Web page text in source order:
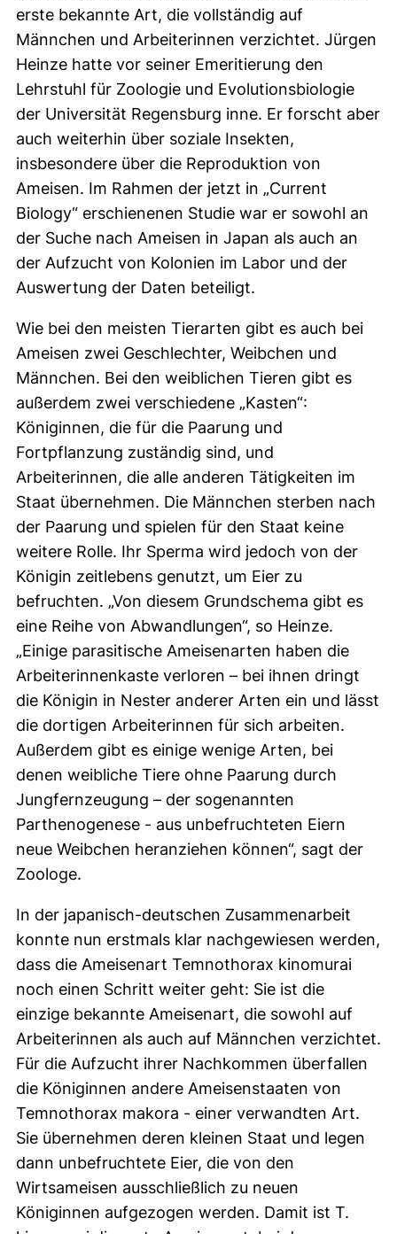
erste bekannte Art, die vollständig auf
Männchen und Arbeiterinnen verzichtet. Jürgen
Heinze hatte vor seiner Emeritierung den
Lehrstuhl für Zoologie und Evolutionsbiologie
der Universität Regensburg inne. Er forscht aber
auch weiterhin über soziale Insekten,
insbesondere über die Reproduktion von
Ameisen. Im Rahmen der jetzt in „Current
Biology“ erschienenen Studie war er sowohl an
der Suche nach Ameisen in Japan als auch an
der Aufzucht von Kolonien im Labor und der
Auswertung der Daten beteiligt.
Wie bei den meisten Tierarten gibt es auch bei
Ameisen zwei Geschlechter, Weibchen und
Männchen. Bei den weiblichen Tieren gibt es
außerdem zwei verschiedene „Kasten“:
Königinnen, die für die Paarung und
Fortpflanzung zuständig sind, und
Arbeiterinnen, die alle anderen Tätigkeiten im
Staat übernehmen. Die Männchen sterben nach
der Paarung und spielen für den Staat keine
weitere Rolle. Ihr Sperma wird jedoch von der
Königin zeitlebens genutzt, um Eier zu
befruchten. „Von diesem Grundschema gibt es
eine Reihe von Abwandlungen“, so Heinze.
„Einige parasitische Ameisenarten haben die
Arbeiterinnenkaste verloren – bei ihnen dringt
die Königin in Nester anderer Arten ein und lässt
die dortigen Arbeiterinnen für sich arbeiten.
Außerdem gibt es einige wenige Arten, bei
denen weibliche Tiere ohne Paarung durch
Jungfernzeugung – der sogenannten
Parthenogenese - aus unbefruchteten Eiern
neue Weibchen heranziehen können“, sagt der
Zoologe.
In der japanisch-deutschen Zusammenarbeit
konnte nun erstmals klar nachgewiesen werden,
dass die Ameisenart Temnothorax kinomurai
noch einen Schritt weiter geht: Sie ist die
einzige bekannte Ameisenart, die sowohl auf
Arbeiterinnen als auch auf Männchen verzichtet.
Für die Aufzucht ihrer Nachkommen überfallen
die Königinnen andere Ameisenstaaten von
Temnothorax makora - einer verwandten Art.
Sie übernehmen deren kleinen Staat und legen
dann unbefruchtete Eier, die von den
Wirtsameisen ausschließlich zu neuen
Königinnen aufgezogen werden. Damit ist T.